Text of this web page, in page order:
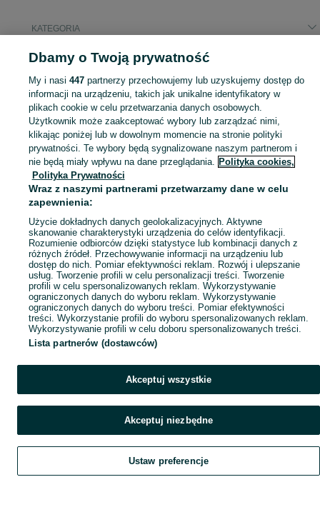
KATEGORIA
Popularne wyszukiwania
lodówka kanpa kanapa szczecin sofa z funkcją spania
Sprzedaż sof i kanap Szczecin ▶️ Szeroki wybór modeli, kolorów i materiałów ✅ Nowe i używane w atrakcyjnych cenach ☝ Sprawdź oferty na OLX.pl! Zobacz
Mapa kategorii
Mapa miejscowości
Szukaj Obserwujesz Dodaj Czat Konto
Dbamy o Twoją prywatność
My i nasi 447partnerzy przechowujemy lub uzyskujemy dostęp do
informacji na urządzeniu, takich jak unikalne identyfikatory w
plikach cookie w celu przetwarzania danych osobowych.
Użytkownik może zaakceptować wybory lub zarządzać nimi,
klikając poniżej lub w dowolnym momencie na stronie polityki
prywatności. Te wybory będą sygnalizowane naszym partnerom i
nie będą miały wpływu na dane przeglądania. Polityka cookies,
Polityka Prywatności
Wraz z naszymi partnerami przetwarzamy dane w celu
zapewnienia:
Użycie dokładnych danych geolokalizacyjnych. Aktywne
skanowanie charakterystyki urządzenia do celów identyfikacji.
Rozumienie odbiorców dzięki statystyce lub kombinacji danych z
różnych źródeł. Przechowywanie informacji na urządzeniu lub
dostęp do nich. Pomiar efektywności reklam. Rozwój i ulepszanie
usług. Tworzenie profili w celu personalizacji treści. Tworzenie
profili w celu spersonalizowanych reklam. Wykorzystywanie
ograniczonych danych do wyboru reklam. Wykorzystywanie
ograniczonych danych do wyboru treści. Pomiar efektywności
treści. Wykorzystanie profili do wyboru spersonalizowanych reklam.
Wykorzystywanie profili w celu doboru spersonalizowanych treści.
Lista partnerów (dostawców)
Akceptuj wszystkie
Akceptuj niezbędne
Ustaw preferencje